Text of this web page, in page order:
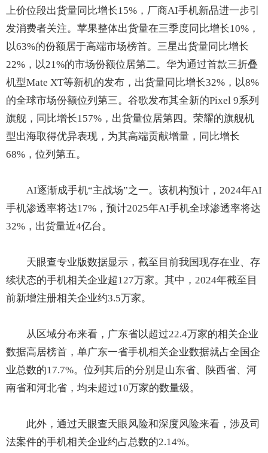
上价位段出货量同比增长15%，厂商AI手机新品进一步引
发消费者关注。苹果整体出货量在三季度同比增长10%，
以63%的份额居于高端市场榜首。三星出货量同比增长
22%，以21%的市场份额位居第二。华为通过首款三折叠
机型Mate XT等新机的发布，出货量同比增长32%，以8%
的全球市场份额位列第三。谷歌发布其全新的Pixel 9系列
旗舰，同比增长157%，出货量位居第四。荣耀的旗舰机
型出海取得优异表现，为其高端贡献增量，同比增长
68%，位列第五。
AI逐渐成手机“主战场”之一。该机构预计，2024年AI
手机渗透率将达17%，预计2025年AI手机全球渗透率将达
32%，出货量近4亿台。
天眼查专业版数据显示，截至目前我国现存在业、存
续状态的手机相关企业超127万家。其中，2024年截至目
前新增注册相关企业约3.5万家。
从区域分布来看，广东省以超过22.4万家的相关企业
数据高居榜首，单广东一省手机相关企业数据就占全国企
业总数的17.7%。位列其后的分别是山东省、陕西省、河
南省和河北省，均未超过10万家的数量级。
此外，通过天眼查天眼风险和深度风险来看，涉及司
法案件的手机相关企业约占总数的2.14%。